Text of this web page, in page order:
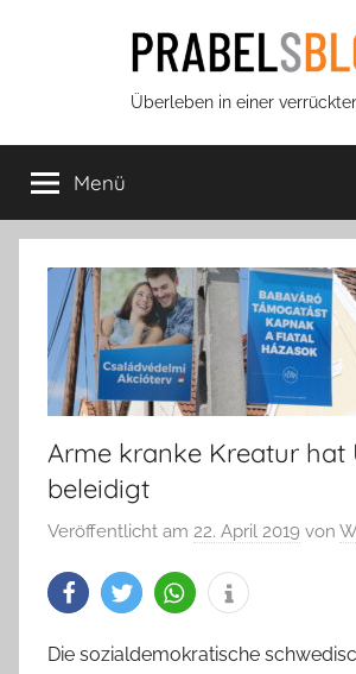
Prabels
Blog
Überleben in einer
Menü
Arme kranke Kreatur hat
beleidigt
Veröffentlicht am 22. April 2019 von
Die sozialdemokratische